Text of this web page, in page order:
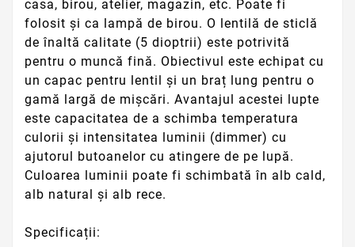
casa, birou, atelier, magazin, etc. Poate fi
folosit și ca lampă de birou. O lentilă de sticlă
de înaltă calitate (5 dioptrii) este potrivită
pentru o muncă fină. Obiectivul este echipat cu
un capac pentru lentil și un braț lung pentru o
gamă largă de mișcări. Avantajul acestei lupte
este capacitatea de a schimba temperatura
culorii și intensitatea luminii (dimmer) cu
ajutorul butoanelor cu atingere de pe lupă.
Culoarea luminii poate fi schimbată în alb cald,
alb natural și alb rece.
Specificații: